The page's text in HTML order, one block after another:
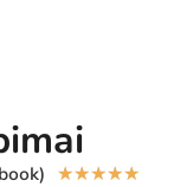
★★★★★